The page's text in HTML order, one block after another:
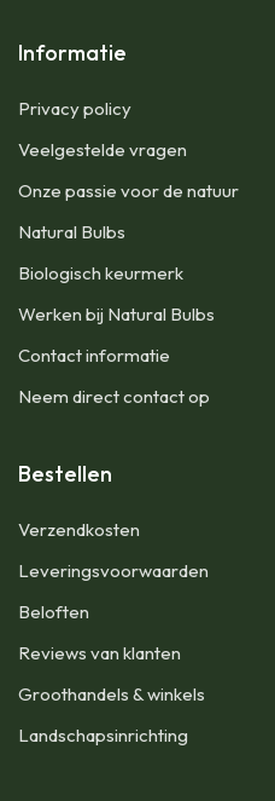
Informatie
Privacy policy
Veelgestelde vragen
Onze passie voor de natuur
Natural Bulbs
Biologisch keurmerk
Werken bij Natural Bulbs
Contact informatie
Neem direct contact op
Bestellen
Verzendkosten
Leveringsvoorwaarden
Beloften
Reviews van klanten
Groothandels & winkels
Landschapsinrichting